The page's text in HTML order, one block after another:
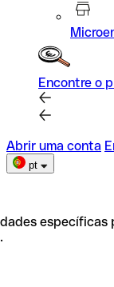
Encontre o
Abrir uma conta
pt
específicas